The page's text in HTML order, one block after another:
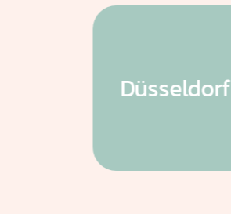
Düsseldorf